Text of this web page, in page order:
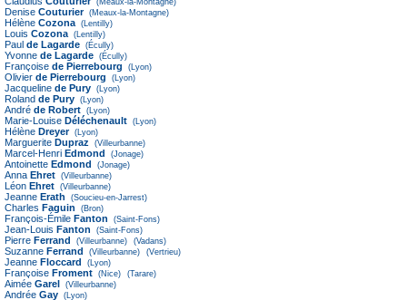
(Meaux-la-Montagne)
Denise Couturier (Meaux-la-Montagne)
Hélène Cozona (Lentilly)
Louis Cozona (Lentilly)
Paul de Lagarde (Écully)
Yvonne de Lagarde (Écully)
Françoise de Pierrebourg (Lyon)
Olivier de Pierrebourg (Lyon)
Jacqueline de Pury (Lyon)
Roland de Pury (Lyon)
André de Robert (Lyon)
Marie-Louise Déléchenault (Lyon)
Hélène Dreyer (Lyon)
Marguerite Dupraz (Villeurbanne)
Marcel-Henri Edmond (Jonage)
Antoinette Edmond (Jonage)
Anna Ehret (Villeurbanne)
Léon Ehret (Villeurbanne)
Jeanne Erath (Soucieu-en-Jarrest)
Charles Faguin (Bron)
François-Émile Fanton (Saint-Fons)
Jean-Louis Fanton (Saint-Fons)
Pierre Ferrand (Villeurbanne) (Vadans)
Suzanne Ferrand (Villeurbanne) (Vertrieu)
Jeanne Floccard (Lyon)
Françoise Froment (Nice) (Tarare)
Aimée Garel (Villeurbanne)
Andrée Gay (Lyon)